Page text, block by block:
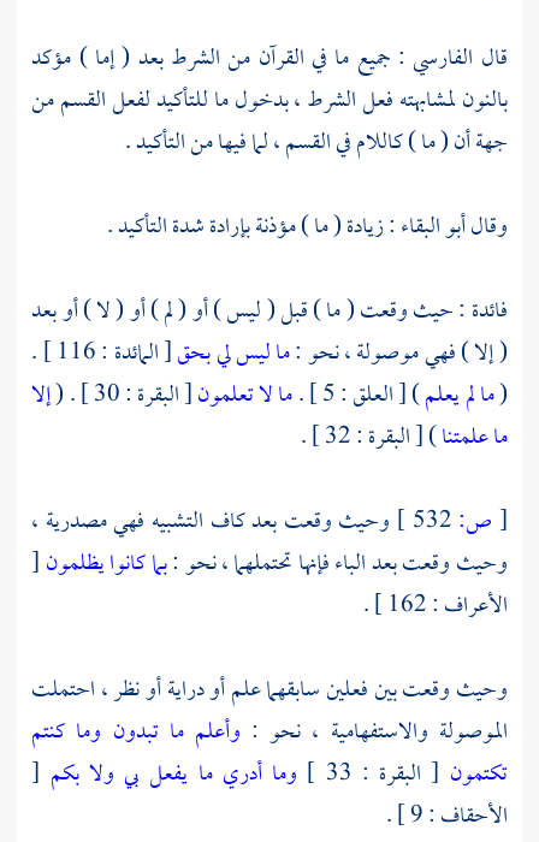
قال الفارسي : جميع ما في القرآن من الشرط بعد ( إما ) مؤكد
بالنون لمشابهته فعل الشرط ، بدخول ما للتأكيد لفعل القسم من
جهة أن ( ما ) كاللام في القسم ، لما فيها من التأكيد .
وقالأبو البقاء: زيادة ( ما ) مؤذنة بإرادة شدة التأكيد .
فائدة : حيث وقعت ( ما ) قبل ( ليس ) أو ( لم ) أو ( لا ) أو بعد
( إلا ) فهي موصولة ، نحو :ما ليس لي بحق
[ المائدة : 116 ] .
(ما لم يعلم) [ العلق : 5 ] . ما لا تعلمون[ البقرة : 30 ] . (
إلا
ما علمتنا) [ البقرة : 32 ] .
[ص:
وحيث وقعت بعد كاف التشبيه فهي مصدرية ،
وحيث وقعت بعد الباء فإنها تحتملهما ، نحو :بما كانوا يظلمون[
الأعراف : 162 ] .
وحيث وقعت بين فعلين سابقهما علم أو دراية أو نظر ، احتملت
الموصولة والاستفهامية ، نحو : وأعلم ما تبدون وما كنتم
تكتمون [ البقرة : 33 ] وما أدري ما يفعل بي ولا بكم [
الأحقاف : 9 ] .